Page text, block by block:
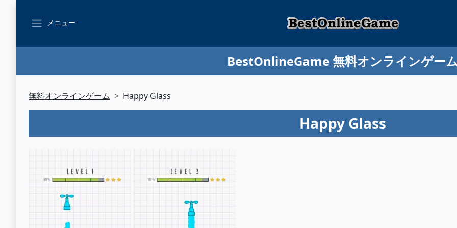
メニュー
BestOnlineGame 無料オンラインゲー
無料オンラインゲーム Happy Glass
Happy Glass